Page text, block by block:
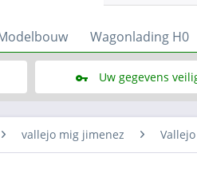
Wagonlading H0
Uw gegevens
vallejo mig jimenez